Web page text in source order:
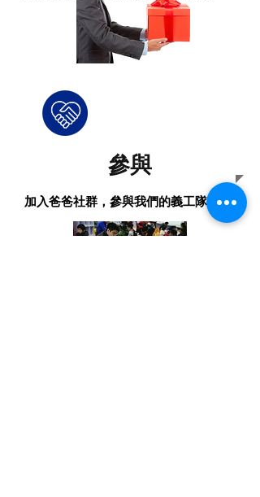
參與
加入爸爸社群，參與我們的義工隊。